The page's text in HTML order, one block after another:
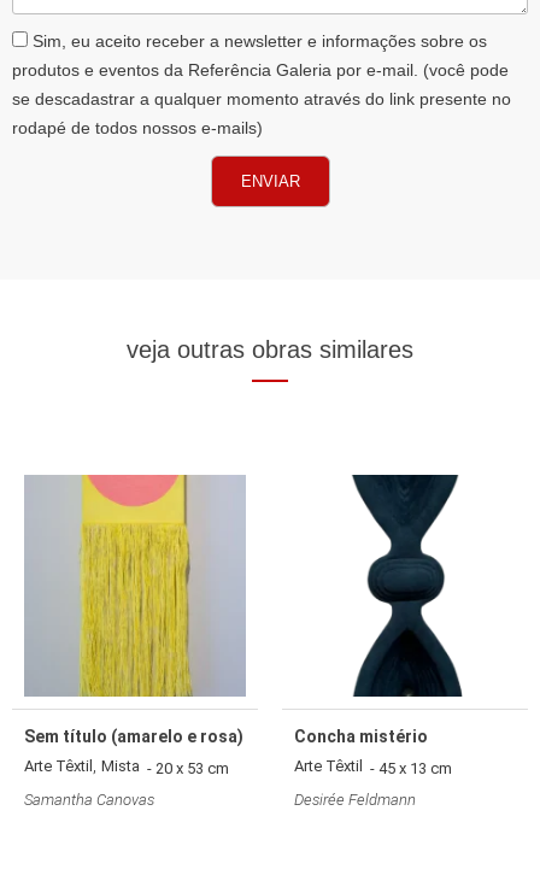
AceiteLGPD
Sim, eu aceito receber a newsletter e informações sobre os
produtos e eventos da Referência Galeria por e-mail. (você pode
se descadastrar a qualquer momento através do link presente no
rodapé de todos nossos e-mails)
ENVIAR
veja outras obras similares
Sem título (amarelo e rosa)
Arte Têxtil , Mista - 20 x 53 cm
Samantha Canovas
Concha mistério
Arte Têxtil - 45 x 13 cm
Desirée Feldmann